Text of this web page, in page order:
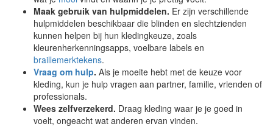
Maak gebruik van hulpmiddelen. Er zijn verschillende
hulpmiddelen beschikbaar die blinden en slechtzienden
kunnen helpen bij hun kledingkeuze, zoals
kleurenherkenningsapps, voelbare labels en
braillemerktekens.
Vraag om hulp. Als je moeite hebt met de keuze voor
kleding, kun je hulp vragen aan partner, familie, vrienden of
professionals.
Wees zelfverzekerd. Draag kleding waar je je goed in
voelt, ongeacht wat anderen ervan vinden.